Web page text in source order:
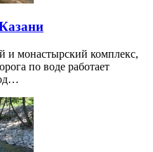
монастырский комплекс,
по воде работает